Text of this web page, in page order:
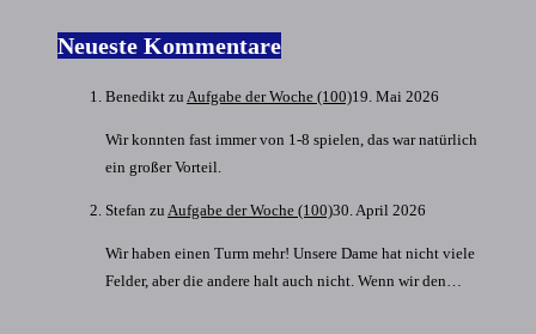
Neueste Kommentare
Benedikt zu Aufgabe der Woche (100)19. Mai 2026
Wir konnten fast immer von 1-8 spielen, das war natürlich
ein großer Vorteil.
Stefan zu Aufgabe der Woche (100)30. April 2026
Wir haben einen Turm mehr! Unsere Dame hat nicht viele
Felder, aber die andere halt auch nicht. Wenn wir den…